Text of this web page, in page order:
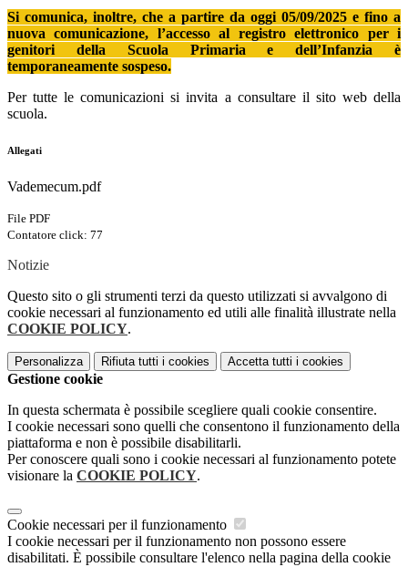
Si comunica, inoltre, che a partire da oggi 05/09/2025 e fino a
nuova comunicazione, l’accesso al registro elettronico per i
genitori della Scuola Primaria e dell’Infanzia è
temporaneamente sospeso.
Per tutte le comunicazioni si invita a consultare il sito web della
scuola.
Allegati
Vademecum.pdf
File PDF
Contatore click: 77
Notizie
Questo sito o gli strumenti terzi da questo utilizzati si avvalgono di
cookie necessari al funzionamento ed utili alle finalità illustrate nella
COOKIE POLICY.
Personalizza Rifiuta tutti i cookies Accetta tutti i cookies
Gestione cookie
In questa schermata è possibile scegliere quali cookie consentire.
I cookie necessari sono quelli che consentono il funzionamento della
piattaforma e non è possibile disabilitarli.
Per conoscere quali sono i cookie necessari al funzionamento potete
visionare la COOKIE POLICY.
Cookie necessari per il funzionamento
I cookie necessari per il funzionamento non possono essere
disabilitati. È possibile consultare l'elenco nella pagina della cookie